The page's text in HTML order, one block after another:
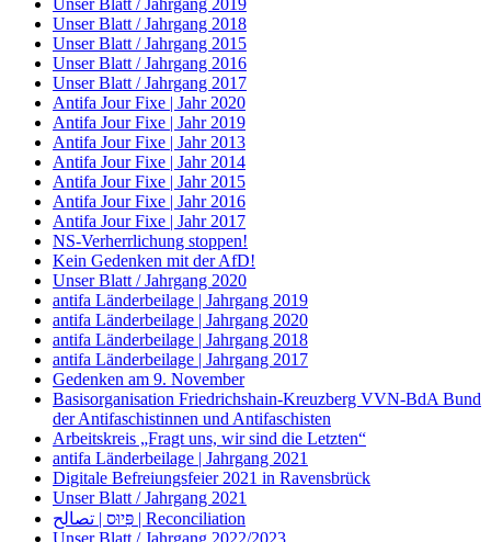
Unser Blatt / Jahrgang 2018
Unser Blatt / Jahrgang 2015
Unser Blatt / Jahrgang 2016
Unser Blatt / Jahrgang 2017
Antifa Jour Fixe | Jahr 2020
Antifa Jour Fixe | Jahr 2019
Antifa Jour Fixe | Jahr 2013
Antifa Jour Fixe | Jahr 2014
Antifa Jour Fixe | Jahr 2015
Antifa Jour Fixe | Jahr 2016
Antifa Jour Fixe | Jahr 2017
NS-Verherrlichung stoppen!
Kein Gedenken mit der AfD!
Unser Blatt / Jahrgang 2020
antifa Länderbeilage | Jahrgang 2019
antifa Länderbeilage | Jahrgang 2020
antifa Länderbeilage | Jahrgang 2018
antifa Länderbeilage | Jahrgang 2017
Gedenken am 9. November
Basisorganisation Friedrichshain-Kreuzberg VVN-BdA Bund
der Antifaschistinnen und Antifaschisten
Arbeitskreis „Fragt uns, wir sind die Letzten“
antifa Länderbeilage | Jahrgang 2021
Digitale Befreiungsfeier 2021 in Ravensbrück
Unser Blatt / Jahrgang 2021
פִּיוּס | تصالح | Reconciliation
Unser Blatt / Jahrgang 2022/2023